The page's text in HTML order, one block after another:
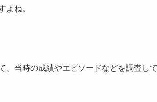
よね。
、当時の成績やエピソードなどを調査して